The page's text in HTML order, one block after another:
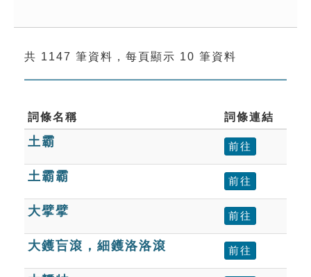
成語故事
索引選單
單字索引
生命大百科索引
遊戲專區
教學應用
貓頭鷹博士
共 1147 筆資料，每頁顯示 10 筆資料
詞條名稱 詞條連結
土霸 前往
土霸霸 前往
大擘擘 前往
大鑊吂滾，細鑊洛洛滾 前往